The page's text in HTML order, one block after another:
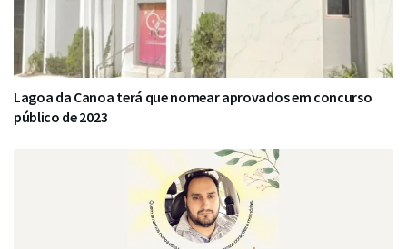
Lagoa da Canoa terá que nomear aprovados em concurso
público de 2023